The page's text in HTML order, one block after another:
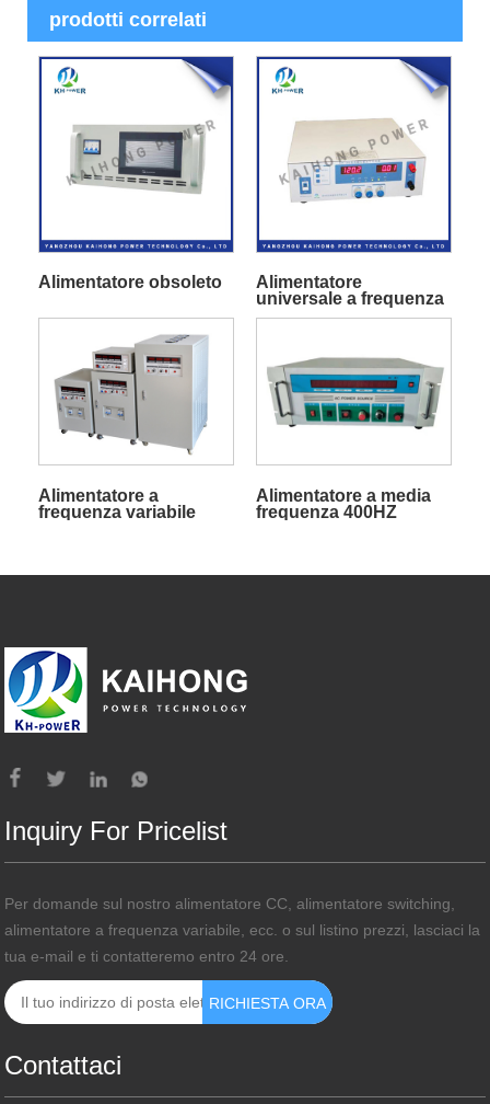
prodotti correlati
Alimentatore obsoleto
Alimentatore
universale a frequenza
variabile
Alimentatore a
frequenza variabile
Alimentatore a media
frequenza 400HZ
Inquiry For Pricelist
Per domande sul nostro alimentatore CC, alimentatore switching,
alimentatore a frequenza variabile, ecc. o sul listino prezzi, lasciaci la
tua e-mail e ti contatteremo entro 24 ore.
Contattaci